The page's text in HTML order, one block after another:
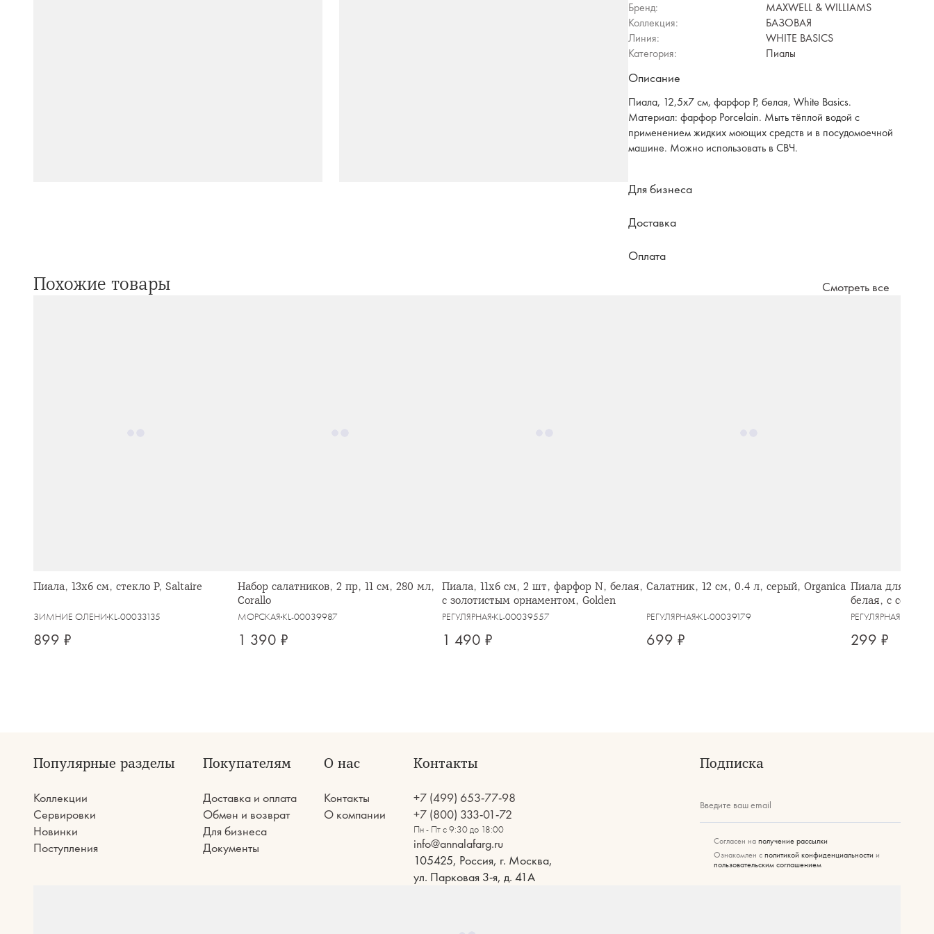
Бренд:
MAXWELL & WILLIAMS
Коллекция:
БАЗОВАЯ
Линия:
WHITE BASICS
Категория:
Пиалы
Описание
Пиала, 12,5х7 см, фарфор P, белая, White Basics.
Материал: фарфор Рorcelain. Мыть тёплой водой с
применением жидких моющих средств и в посудомоечной
машине. Можно использовать в СВЧ.
Для бизнеса
Доставка
Оплата
Похожие товары Смотреть все
Пиала, 13х6 см, стекло Р, Saltaire
ЗИМНИЕ ОЛЕНИ KL-00033135
899 ₽
Набор салатников, 2 пр, 11 см, 280 мл,
Corallo
МОРСКАЯ KL-00039987
1 390 ₽
Пиала, 11х6 см, 2 шт, фарфор N, белая,
с золотистым орнаментом, Golden
РЕГУЛЯРНАЯ KL-00039557
1 490 ₽
Салатник, 12 см, 0.4 л, серый, Organica
РЕГУЛЯРНАЯ KL-00039179
699 ₽
Пиала для
белая, с
Platinum
РЕГУЛЯРНАЯ
299 ₽
Популярные разделы
Коллекции
Сервировки
Новинки
Поступления
Покупателям
Доставка и оплата
Обмен и возврат
Для бизнеса
Документы
О нас
Контакты
О компании
Контакты
+7 (499) 653-77-98
+7 (800) 333-01-72
Пн - Пт с 9:30 до 18:00
info@annalafarg.ru
105425, Россия, г. Москва,
ул. Парковая 3-я, д. 41А
Подписка
Введите ваш email
Согласен на получение рассылки
Ознакомлен с политикой конфиденциальности и
пользовательским соглашением